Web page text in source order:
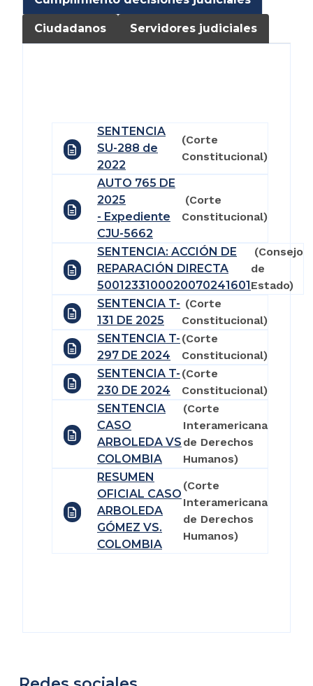
Ciudadanos Servidores judiciales
SENTENCIA
SU-288 de
2022
(Corte
Constitucional)
AUTO 765 DE
2025
- Expediente
CJU-5662
(Corte
Constitucional)
SENTENCIA: ACCIÓN DE
REPARACIÓN DIRECTA
5001233100020070241601
(Consejo
de
Estado)
SENTENCIA T-
131 DE 2025
(Corte
Constitucional)
SENTENCIA T-
297 DE 2024
(Corte
Constitucional)
SENTENCIA T-
230 DE 2024
(Corte
Constitucional)
SENTENCIA
CASO
ARBOLEDA VS
COLOMBIA
(Corte
Interamericana
de Derechos
Humanos)
RESUMEN
OFICIAL CASO
ARBOLEDA
GÓMEZ VS.
COLOMBIA
(Corte
Interamericana
de Derechos
Humanos)